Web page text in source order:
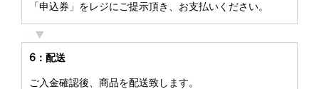
「申込券」をレジにご提示頂き、お支払いください。
6：配送
ご入金確認後、商品を配送致します。